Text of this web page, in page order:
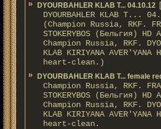
DYOURBAHLER KLAB T... 04.10.12
DYOURBAHLER KLAB T...
(Champion Russia, RKF.
STOKERYBOS (Бельгия) HD
Champion Russia, RKF.
KLAB KIRIYANA AVER'YANA
heart-clean.)
DYOURBAHLER KLAB T... female
Champion Russia, RKF.
STOKERYBOS (Бельгия)
Champion Russia, RKF.
KLAB KIRIYANA AVER'YANA
heart-clean.